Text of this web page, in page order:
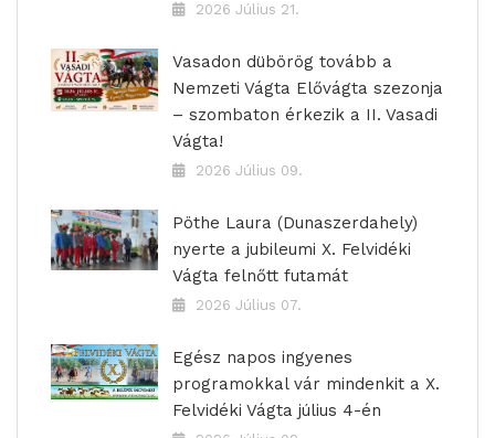
2026 Július 21.
Vasadon dübörög tovább a
Nemzeti Vágta Elővágta szezonja
– szombaton érkezik a II. Vasadi
Vágta!
2026 Július 09.
Pöthe Laura (Dunaszerdahely)
nyerte a jubileumi X. Felvidéki
Vágta felnőtt futamát
2026 Július 07.
Egész napos ingyenes
programokkal vár mindenkit a X.
Felvidéki Vágta július 4-én